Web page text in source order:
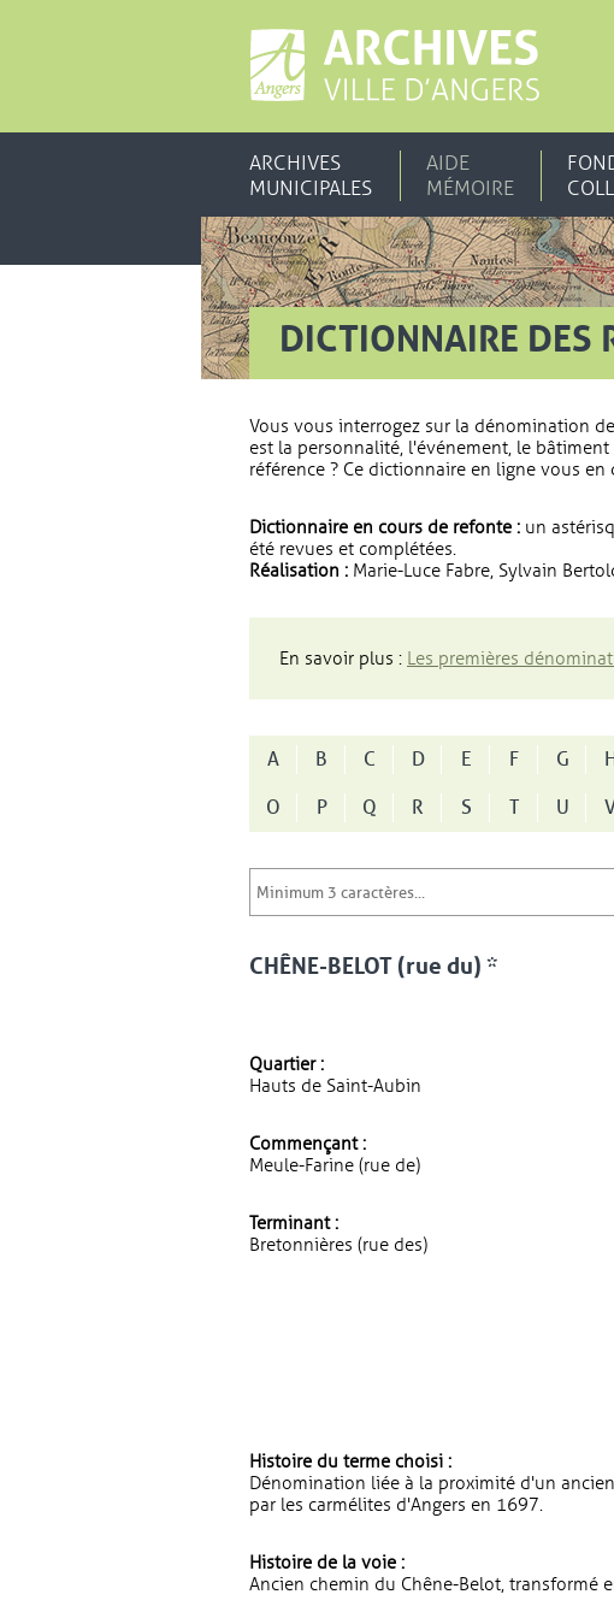
ARCHIVES
MUNICIPALES
AIDE
MÉMOIRE
DICTIONNAIRE DES
Vous vous interrogez sur la dénomination
est la personnalité, l'événement, le
référence ? Ce dictionnaire en ligne vous en
Dictionnaire en cours de refonte : un
été revues et complétées.
Réalisation : Marie-Luce Fabre, Sylvain
En savoir plus : Les premières
A B C D E F G
O
P Q R S T U
CHÊNE-BELOT (rue du) *
Quartier :
Hauts de Saint-Aubin
Commençant :
Meule-Farine (rue de)
Terminant :
Bretonnières (rue des)
Histoire du terme choisi :
Dénomination liée à la proximité d'un
par les carmélites d'Angers en 1697.
Histoire de la voie :
Ancien chemin du Chêne-Belot, transformé